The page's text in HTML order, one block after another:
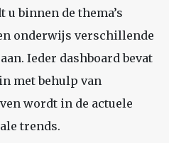
binnen de thema’s
onderwijs verschillende
Ieder dashboard bevat
met behulp van
wordt in de actuele
trends.